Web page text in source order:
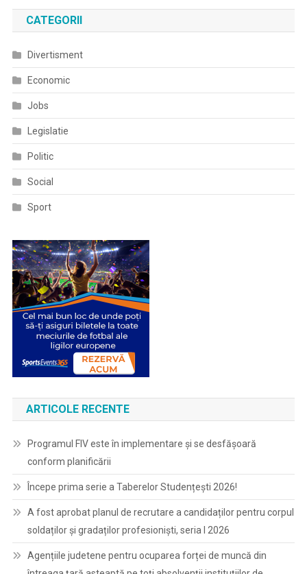
CATEGORII
Divertisment
Economic
Jobs
Legislatie
Politic
Social
Sport
ARTICOLE RECENTE
Programul FIV este în implementare și se desfășoară
conform planificării
Începe prima serie a Taberelor Studențești 2026!
A fost aprobat planul de recrutare a candidaților pentru corpul
soldaților și gradaților profesioniști, seria I 2026
Agențiile judetene pentru ocuparea forței de muncă din